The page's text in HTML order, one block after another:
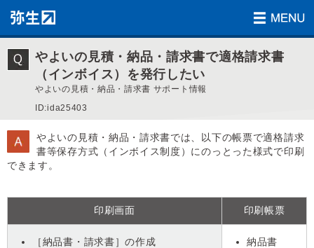
やよいの見積・納品・請求書で適格請求書
（インボイス）を発行したい
やよいの見積・納品・請求書 サポート情報
ID:ida25403
やよいの見積・納品・請求書では、以下の帳票で適格請求
書等保存方式（インボイス制度）にのっとった様式で印刷
できます。
印刷画面 印刷帳票
［納品書・請求書］の作成
納品書